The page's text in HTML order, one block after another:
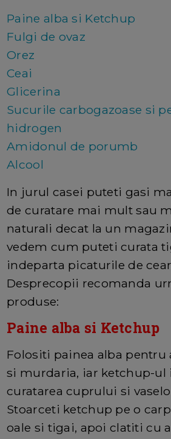
Paine alba si Ketchup
Fulgi de ovaz
Orez
Ceai
Glicerina
Sucurile carbogazoase si
hidrogen
Amidonul de porumb
Alcool
In jurul casei puteti gasi
de curatare mai mult sau
naturali decat la un
vedem cum puteti curata
indeparta picaturile de
Desprecopii recomanda
produse:
Paine alba si Ketchup
Folositi painea alba
si murdaria, iar ketchup-ul
curatarea cuprului si
Stoarceti ketchup pe o
oale si tigai, apoi clatiti cu